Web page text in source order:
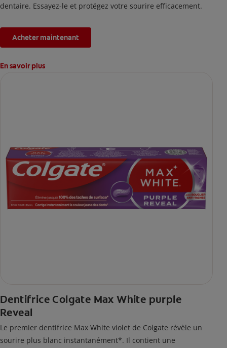
dentaire. Essayez-le et protégez votre sourire efficacement.
Acheter maintenant
En savoir plus
Dentifrice Colgate Max White purple
Reveal
Le premier dentifrice Max White violet de Colgate révèle un
sourire plus blanc instantanément*. Il contient une